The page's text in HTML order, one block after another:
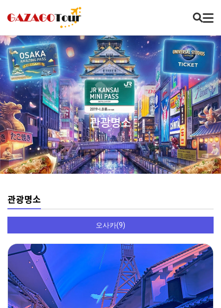
관광명소
관광명소
오사카(9)